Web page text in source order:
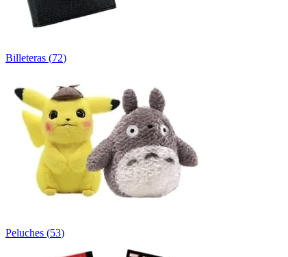
Billeteras (72)
Peluches (53)